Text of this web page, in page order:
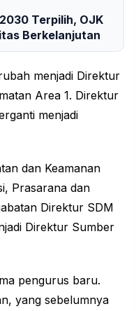
Terpilih, OJK
Berkelanjutan
menjadi Direktur
Area 1. Direktur
menjadi
dan Keamanan
Prasarana dan
Direktur SDM
Direktur Sumber
pengurus baru.
yang sebelumnya